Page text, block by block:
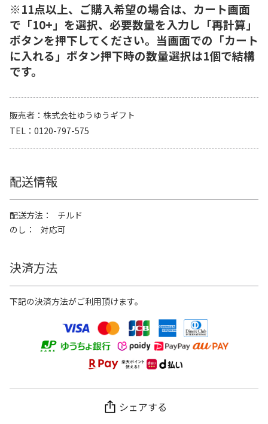
※11点以上、ご購入希望の場合は、カート画面
で「10+」を選択、必要数量を入力し「再計算」
ボタンを押下してください。当画面での「カート
に入れる」ボタン押下時の数量選択は1個で結構
です。
販売者
株式会社ゆうゆうギフト
TEL
0120-797-575
配送情報
配送方法
チルド
のし
対応可
決済方法
下記の決済方法がご利用頂けます。
シェアする